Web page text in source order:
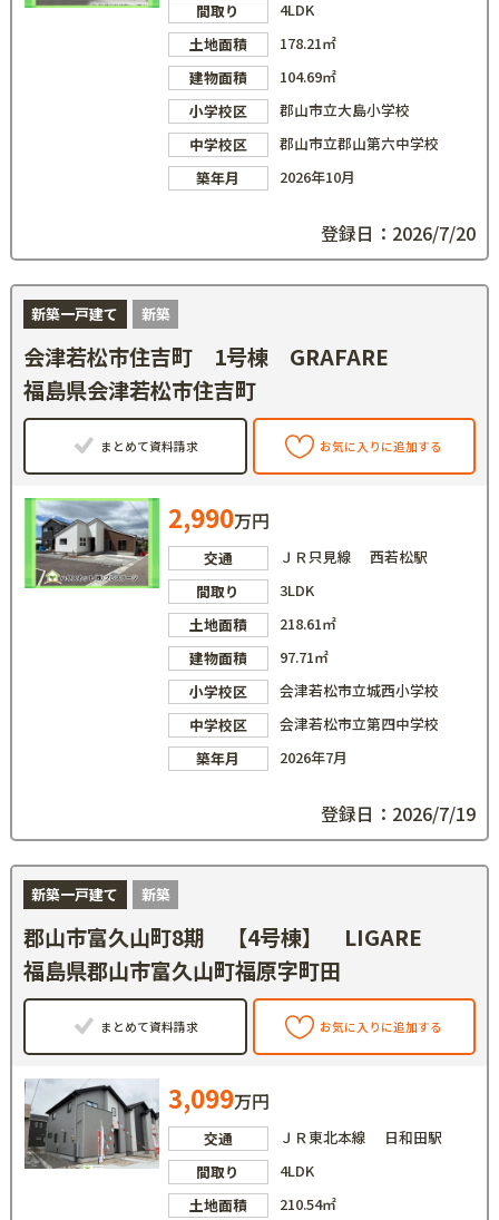
間取り
4LDK
土地面積
178.21㎡
建物面積
104.69㎡
小学校区
郡山市立大島小学校
中学校区
郡山市立郡山第六中学校
築年月
2026年10月
登録日：2026/7/20
新築一戸建て 新築
会津若松市住吉町 1号棟 GRAFARE
福島県会津若松市住吉町
まとめて資料請求 お気に入りに追加する
2,990万円
交通
ＪＲ只見線 西若松駅
間取り
3LDK
土地面積
218.61㎡
建物面積
97.71㎡
小学校区
会津若松市立城西小学校
中学校区
会津若松市立第四中学校
築年月
2026年7月
登録日：2026/7/19
新築一戸建て 新築
郡山市富久山町8期 【4号棟】 LIGARE
福島県郡山市富久山町福原字町田
まとめて資料請求 お気に入りに追加する
3,099万円
交通
ＪＲ東北本線 日和田駅
間取り
4LDK
土地面積
210.54㎡